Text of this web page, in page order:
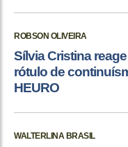
ROBSON OLIVEIRA
Sílvia Cristina
rótulo de
HEURO
WALTERLINA BRASIL